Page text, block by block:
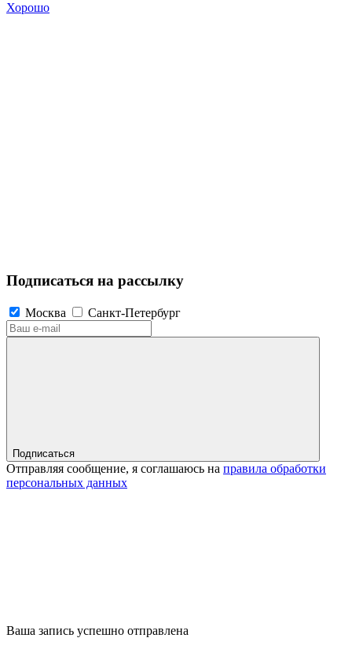
Хорошо
Подписаться на рассылку
Москва Санкт-Петербург
Подписаться
Отправляя сообщение, я соглашаюсь на правила обработки
персональных данных
Ваша запись успешно отправлена